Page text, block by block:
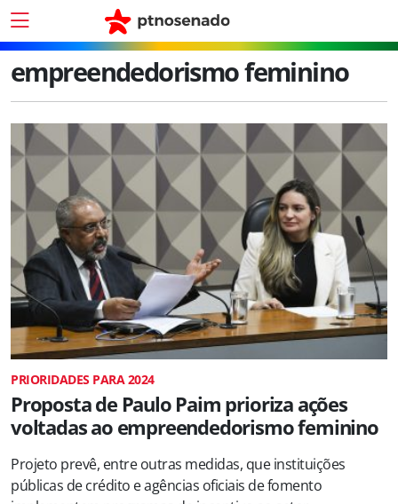
empreendedorismo feminino
PRIORIDADES PARA 2024
Proposta de Paulo Paim prioriza ações
voltadas ao empreendedorismo feminino
Projeto prevê, entre outras medidas, que instituições
públicas de crédito e agências oficiais de fomento